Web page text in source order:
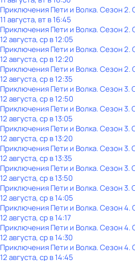
Приключения Пети и Волка. Сезон 2.
11 августа, вт в 16:45
Приключения Пети и Волка. Сезон 2.
12 августа, ср в 12:05
Приключения Пети и Волка. Сезон 2.
12 августа, ср в 12:20
Приключения Пети и Волка. Сезон 2.
12 августа, ср в 12:35
Приключения Пети и Волка. Сезон 3.
12 августа, ср в 12:50
Приключения Пети и Волка. Сезон 3.
12 августа, ср в 13:05
Приключения Пети и Волка. Сезон 3.
12 августа, ср в 13:20
Приключения Пети и Волка. Сезон 3.
12 августа, ср в 13:35
Приключения Пети и Волка. Сезон 3.
12 августа, ср в 13:50
Приключения Пети и Волка. Сезон 3.
12 августа, ср в 14:05
Приключения Пети и Волка. Сезон 4.
12 августа, ср в 14:17
Приключения Пети и Волка. Сезон 4.
12 августа, ср в 14:30
Приключения Пети и Волка. Сезон 4.
12 августа, ср в 14:45